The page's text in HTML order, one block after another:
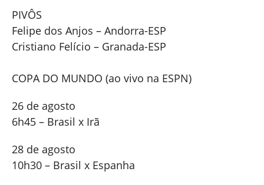
PIVÔS
Felipe dos Anjos – Andorra-ESP
Cristiano Felício – Granada-ESP
COPA DO MUNDO (ao vivo na ESPN)
26 de agosto
6h45 – Brasil x Irã
28 de agosto
10h30 – Brasil x Espanha